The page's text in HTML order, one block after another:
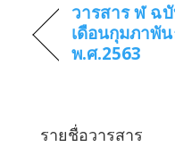
วารสาร ฬ ฉ
เดือนกุมภาพั
พ.ศ.2563
รายชื่อวารสาร